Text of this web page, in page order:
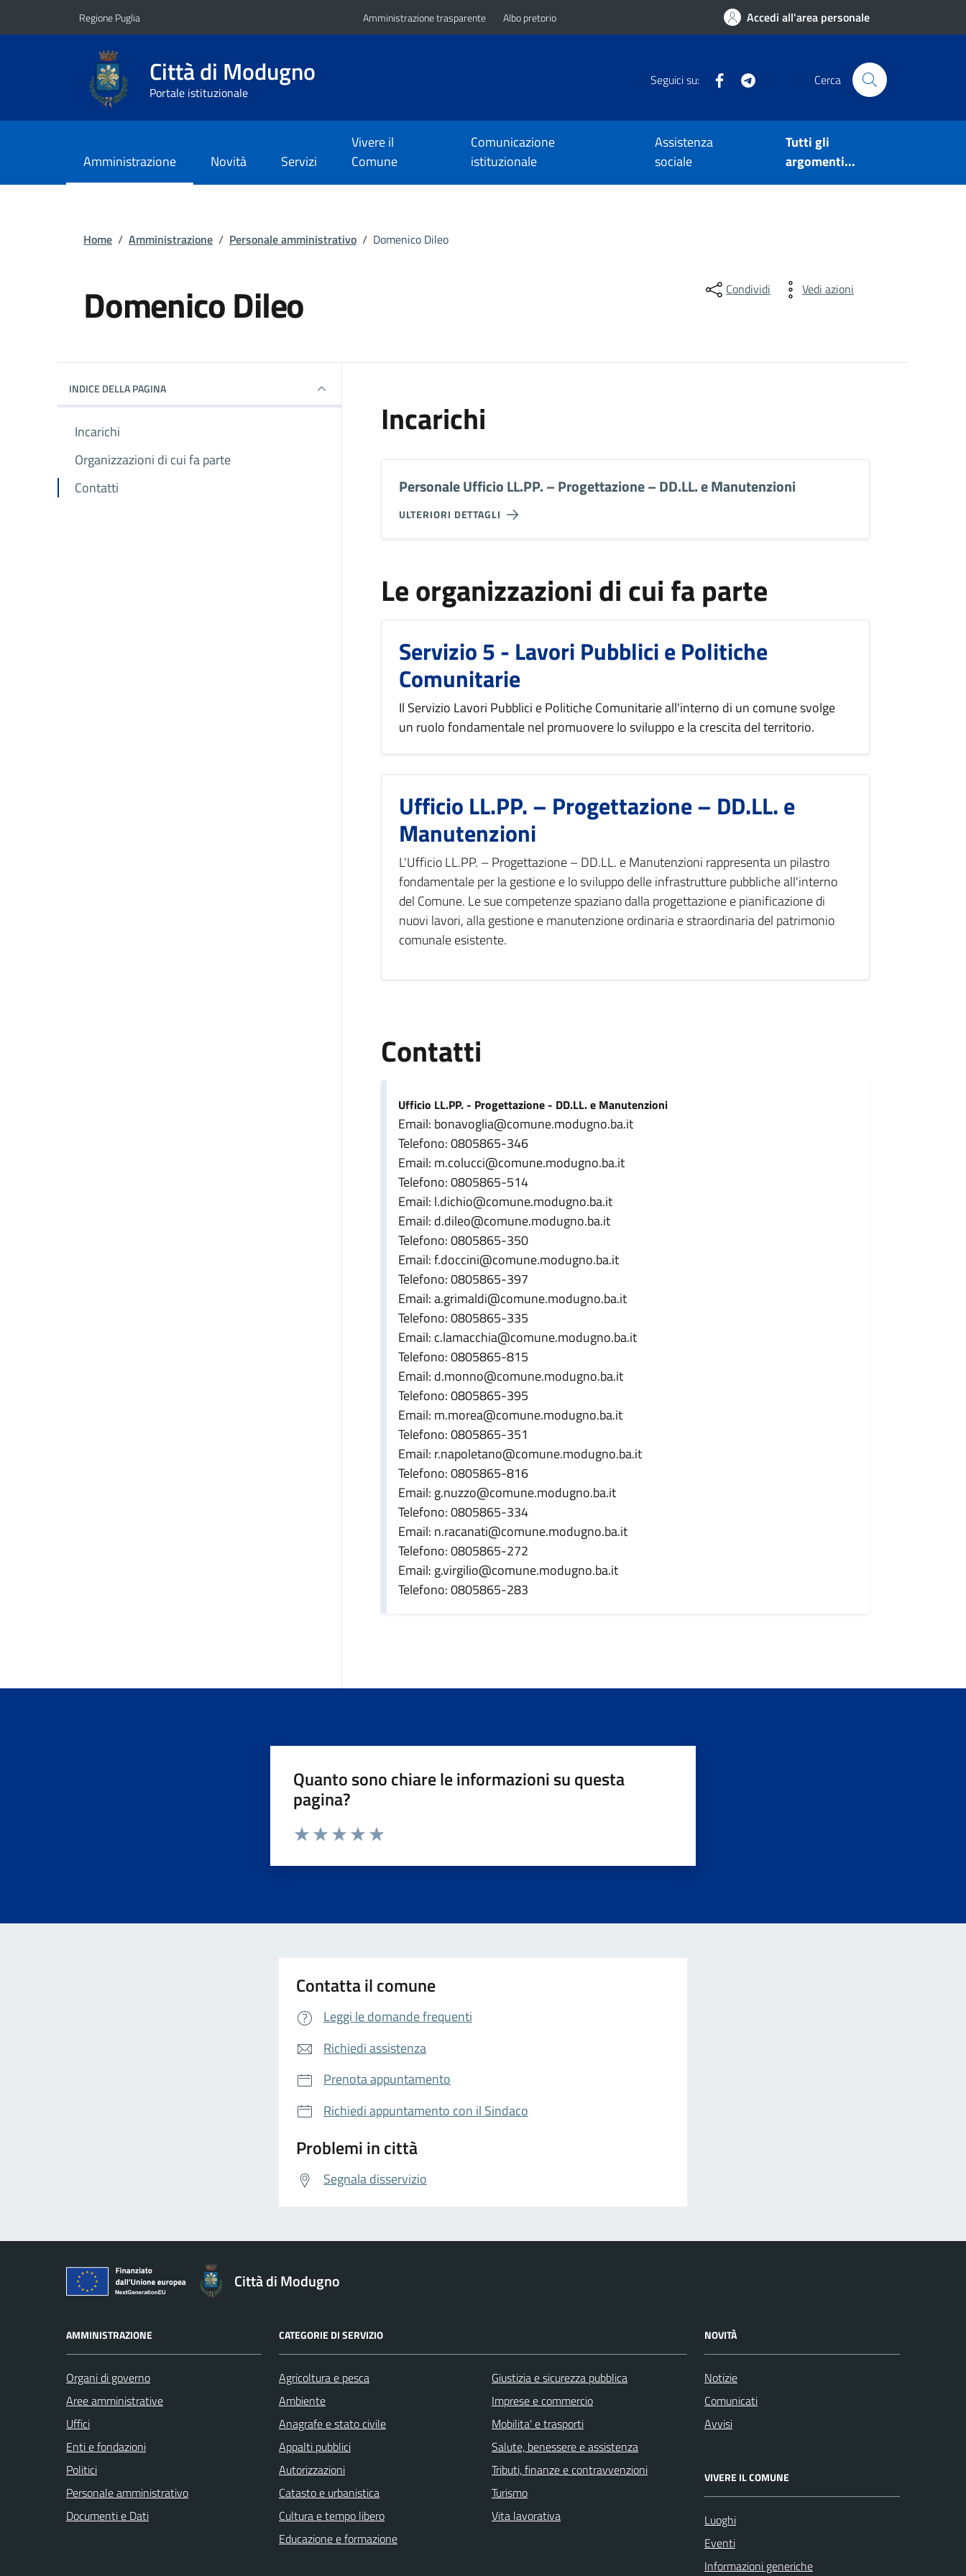
Regione Puglia Amministrazione trasparente Albo pretorio Accedi all'area personale
Città di Modugno
Portale istituzionale
Seguici su: Facebook Cerca
Amministrazione Novità Servizi
Vivere il
Comune
Comunicazione
istituzionale
Assistenza
sociale
Tutti gli
argomenti...
Home / Amministrazione / Personale amministrativo / Domenico Dileo
Domenico Dileo Condividi Vedi azioni
INDICE DELLA PAGINA
Incarichi
Organizzazioni di cui fa parte
Contatti
Incarichi
Personale Ufficio LL.PP. – Progettazione – DD.LL. e Manutenzioni
ULTERIORI DETTAGLI
Le organizzazioni di cui fa parte
Servizio 5 - Lavori Pubblici e Politiche
Comunitarie
Il Servizio Lavori Pubblici e Politiche Comunitarie all'interno di un comune svolge
un ruolo fondamentale nel promuovere lo sviluppo e la crescita del territorio.
Ufficio LL.PP. – Progettazione – DD.LL. e
Manutenzioni
L'Ufficio LL.PP. – Progettazione – DD.LL. e Manutenzioni rappresenta un pilastro
fondamentale per la gestione e lo sviluppo delle infrastrutture pubbliche all'interno
del Comune. Le sue competenze spaziano dalla progettazione e pianificazione di
nuovi lavori, alla gestione e manutenzione ordinaria e straordinaria del patrimonio
comunale esistente.
Contatti
Ufficio LL.PP. - Progettazione - DD.LL. e Manutenzioni
Email: bonavoglia@comune.modugno.ba.it
Telefono: 0805865-346
Email: m.colucci@comune.modugno.ba.it
Telefono: 0805865-514
Email: l.dichio@comune.modugno.ba.it
Email: d.dileo@comune.modugno.ba.it
Telefono: 0805865-350
Email: f.doccini@comune.modugno.ba.it
Telefono: 0805865-397
Email: a.grimaldi@comune.modugno.ba.it
Telefono: 0805865-335
Email: c.lamacchia@comune.modugno.ba.it
Telefono: 0805865-815
Email: d.monno@comune.modugno.ba.it
Telefono: 0805865-395
Email: m.morea@comune.modugno.ba.it
Telefono: 0805865-351
Email: r.napoletano@comune.modugno.ba.it
Telefono: 0805865-816
Email: g.nuzzo@comune.modugno.ba.it
Telefono: 0805865-334
Email: n.racanati@comune.modugno.ba.it
Telefono: 0805865-272
Email: g.virgilio@comune.modugno.ba.it
Telefono: 0805865-283
Quanto sono chiare le informazioni su questa
pagina?
Valuta da 1 a 5 stelle la pagina
Contatta il comune
Leggi le domande frequenti
Richiedi assistenza
Prenota appuntamento
Richiedi appuntamento con il Sindaco
Problemi in città
Segnala disservizio
Città di Modugno
AMMINISTRAZIONE
Organi di governo
Aree amministrative
Uffici
Enti e fondazioni
Politici
Personale amministrativo
Documenti e Dati
CATEGORIE DI SERVIZIO
Agricoltura e pesca
Ambiente
Anagrafe e stato civile
Appalti pubblici
Autorizzazioni
Catasto e urbanistica
Cultura e tempo libero
Educazione e formazione
Giustizia e sicurezza pubblica
Imprese e commercio
Mobilita' e trasporti
Salute, benessere e assistenza
Tributi, finanze e contravvenzioni
Turismo
Vita lavorativa
NOVITÀ
Notizie
Comunicati
Avvisi
VIVERE IL COMUNE
Luoghi
Eventi
Informazioni generiche